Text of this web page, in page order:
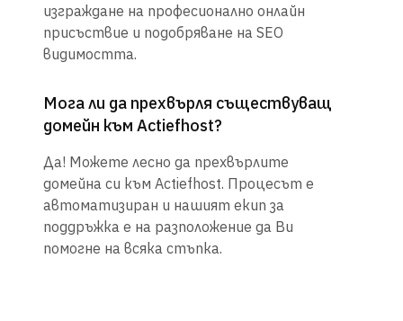
изграждане на професионално онлайн
присъствие и подобряване на SEO
видимостта.
Мога ли да прехвърля съществуващ
домейн към Actiefhost?
Да! Можете лесно да прехвърлите
домейна си към Actiefhost. Процесът е
автоматизиран и нашият екип за
поддръжка е на разположение да Ви
помогне на всяка стъпка.